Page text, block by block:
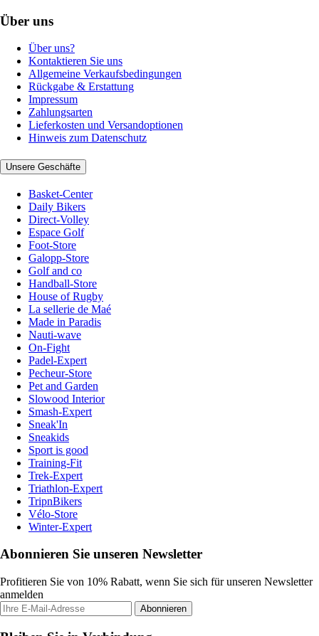
Über uns
Über uns?
Kontaktieren Sie uns
Allgemeine Verkaufsbedingungen
Rückgabe & Erstattung
Impressum
Zahlungsarten
Lieferkosten und Versandoptionen
Hinweis zum Datenschutz
Unsere Geschäfte
Basket-Center
Daily Bikers
Direct-Volley
Espace Golf
Foot-Store
Galopp-Store
Golf and co
Handball-Store
House of Rugby
La sellerie de Maé
Made in Paradis
Nauti-wave
On-Fight
Padel-Expert
Pecheur-Store
Pet and Garden
Slowood Interior
Smash-Expert
Sneak'In
Sneakids
Sport is good
Training-Fit
Trek-Expert
Triathlon-Expert
TripnBikers
Vélo-Store
Winter-Expert
Abonnieren Sie unseren Newsletter
Profitieren Sie von 10% Rabatt, wenn Sie sich für unseren Newsletter
anmelden
Abonnieren